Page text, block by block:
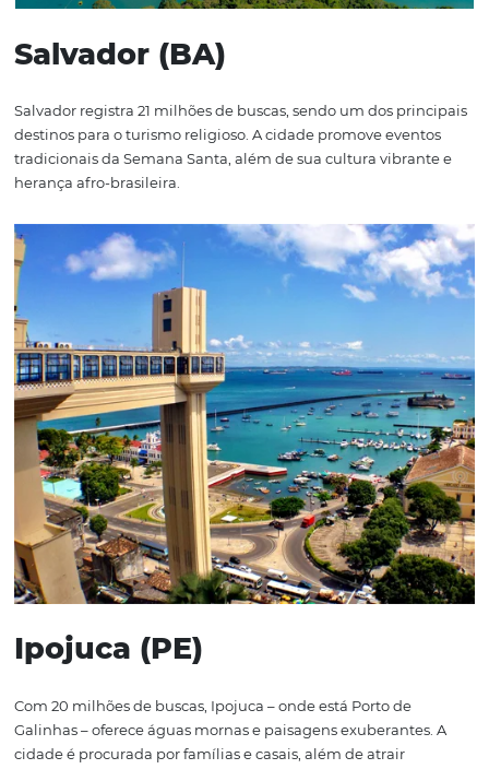
Maceió (AL)
turistas por suas águas cristalinas, piscinas naturais e
gastronomia. A cidade é um dos principais cartões-
Nordeste nesta época do ano.
Florianópolis (SC)
A “Ilha da Magia” atraiu 22 milhões de buscas,